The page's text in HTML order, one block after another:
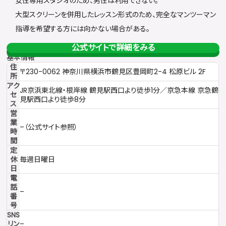
大型スクリーンを併用したレッスン形式のため、完全なマンツーマン
指導を希望する方には向かない場合がある。
公式サイトで詳細をみる
基本情報
住
所 〒230-0062 神奈川県横浜市鶴見区豊岡町2-4 松原ビル 2F
アク
セ
ス
JR京浜東北線・根岸線 鶴見駅西口より徒歩1分／京急本線 京急鶴
見駅西口より徒歩8分
営
業
時
間
–（公式サイト参照）
定
休
日
毎週日曜日
電
話
番
号
–
SNS
リン–